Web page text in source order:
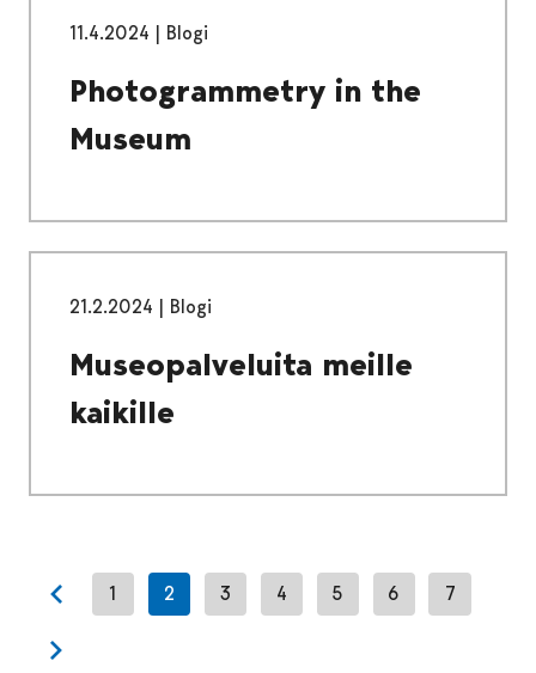
11.4.2024 | Blogi
Photogrammetry in the
Museum
21.2.2024 | Blogi
Museopalveluita meille
kaikille
Previous page
1 2 3 4 5 6 7